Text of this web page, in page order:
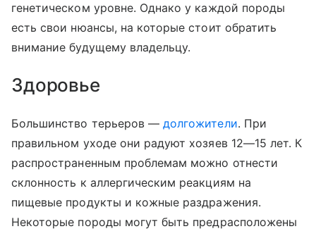
генетическом уровне. Однако у каждой породы
есть свои нюансы, на которые стоит обратить
внимание будущему владельцу.
Здоровье
Большинство терьеров —долгожители. При
правильном уходе они радуют хозяев 12—15 лет. К
распространенным проблемам можно отнести
склонность к аллергическим реакциям на
пищевые продукты и кожные раздражения.
Некоторые породы могут быть предрасположены